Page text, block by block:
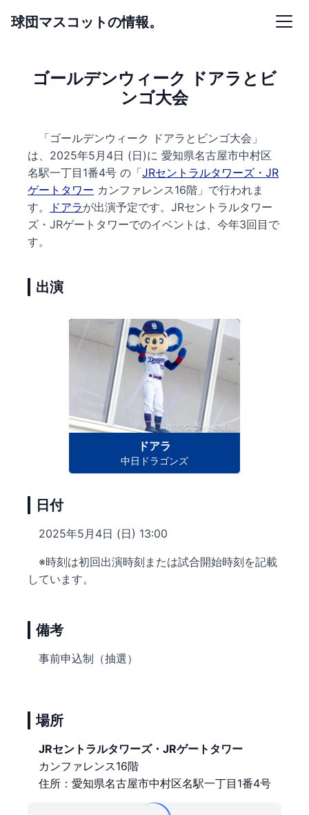
球団マスコットの情報。
ゴールデンウィーク ドアラとビ
ンゴ大会
「ゴールデンウィーク ドアラとビンゴ大会」
は、2025年5月4日 (日)に 愛知県名古屋市中村区
名駅一丁目1番4号 の 「JRセントラルタワーズ・JR
ゲートタワー カンファレンス16階 」で行われま
す。
ドアラが出演予定です。 JRセントラルタワー
ズ・JRゲートタワーでのイベントは、今年3回目で
す。
出演
ドアラ
中日ドラゴンズ
日付
2025年5月4日 (日) 13:00
※時刻は初回出演時刻または試合開始時刻を記載
しています。
備考
事前申込制（抽選）
場所
JRセントラルタワーズ・JRゲートタワー
カンファレンス16階
住所：愛知県名古屋市中村区名駅一丁目1番4号